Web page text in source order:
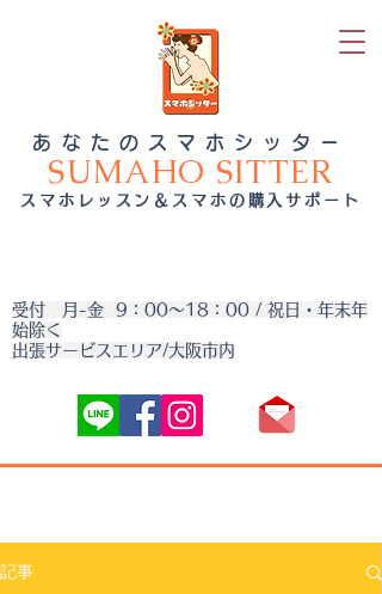
あなたのスマホシッター
SUMAHO SITTER
スマホレッスン＆スマホの購入サポート
受付 月-金 9：00～18：00 / 祝日・年末年
始除く
出張サービスエリア/大阪市内
記事